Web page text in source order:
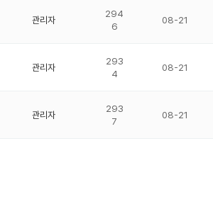
관리자
294
6
08-21
관리자
293
4
08-21
관리자
293
7
08-21